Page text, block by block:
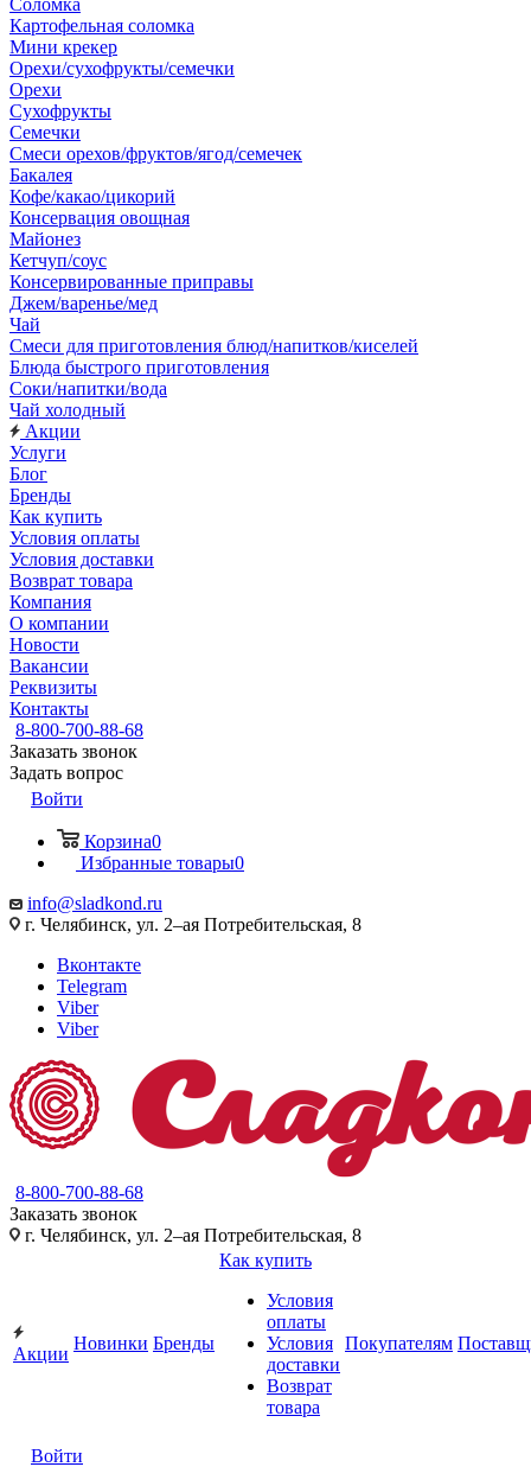
Соломка
Картофельная соломка
Мини крекер
Орехи/сухофрукты/семечки
Орехи
Сухофрукты
Семечки
Смеси орехов/фруктов/ягод/семечек
Бакалея
Кофе/какао/цикорий
Консервация овощная
Майонез
Кетчуп/соус
Консервированные приправы
Джем/варенье/мед
Чай
Смеси для приготовления блюд/напитков/киселей
Блюда быстрого приготовления
Соки/напитки/вода
Чай холодный
Акции
Услуги
Блог
Бренды
Как купить
Условия оплаты
Условия доставки
Возврат товара
Компания
О компании
Новости
Вакансии
Реквизиты
Контакты
8-800-700-88-68
Заказать звонок
Задать вопрос
Войти
Корзина0
Избранные товары0
info@sladkond.ru
г. Челябинск, ул. 2–ая Потребительская, 8
Вконтакте
Telegram
Viber
Viber
8-800-700-88-68
Заказать звонок
г. Челябинск, ул. 2–ая Потребительская, 8
Акции
Новинки Бренды
Как купить
Условия
оплаты
Условия
доставки
Возврат
товара
Покупателям
Войти